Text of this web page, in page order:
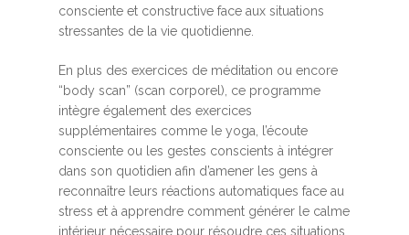
consciente et constructive face aux situations
stressantes de la vie quotidienne.
En plus des exercices de méditation ou encore
“body scan” (scan corporel), ce programme
intègre également des exercices
supplémentaires comme le yoga, l’écoute
consciente ou les gestes conscients à intégrer
dans son quotidien afin d’amener les gens à
reconnaître leurs réactions automatiques face au
stress et à apprendre comment générer le calme
intérieur nécessaire pour résoudre ces situations